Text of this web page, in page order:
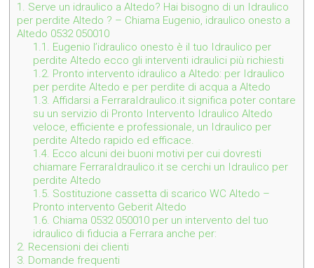
1. Serve un idraulico a Altedo? Hai bisogno di un Idraulico
per perdite Altedo ? – Chiama Eugenio, idraulico onesto a
Altedo 0532 050010
1.1. Eugenio l’idraulico onesto è il tuo Idraulico per
perdite Altedo ecco gli interventi idraulici più richiesti
1.2. Pronto intervento idraulico a Altedo: per Idraulico
per perdite Altedo e per perdite di acqua a Altedo
1.3. Affidarsi a FerraraIdraulico.it significa poter contare
su un servizio di Pronto Intervento Idraulico Altedo
veloce, efficiente e professionale, un Idraulico per
perdite Altedo rapido ed efficace.
1.4. Ecco alcuni dei buoni motivi per cui dovresti
chiamare FerraraIdraulico.it se cerchi un Idraulico per
perdite Altedo
1.5. Sostituzione cassetta di scarico WC Altedo –
Pronto intervento Geberit Altedo
1.6. Chiama 0532 050010 per un intervento del tuo
idraulico di fiducia a Ferrara anche per:
2. Recensioni dei clienti
3. Domande frequenti